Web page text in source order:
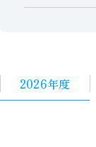
2026年度